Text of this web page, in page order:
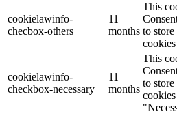
cookielawinfo-
checbox-others
11
months
This
to store
cookielawinfo-
checkbox-necessary
11
months
This
to store